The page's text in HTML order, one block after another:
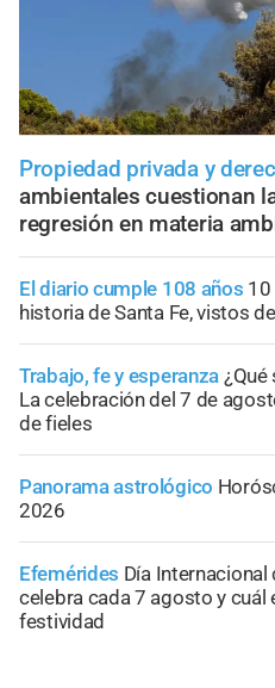
Propiedad privada y
ambientales cuestionan
regresión en materia
El diario cumple 108 años 10
historia de Santa Fe, vistos
Trabajo, fe y esperanza ¿Qué
La celebración del 7 de
de fieles
Panorama astrológico
2026
Efemérides Día Internacional
celebra cada 7 agosto y cuál
festividad